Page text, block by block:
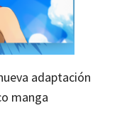
adaptación
manga